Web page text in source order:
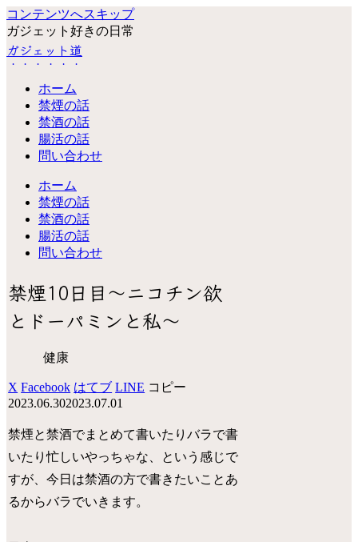
コンテンツへスキップ
ガジェット好きの日常
ガジェット道
ホーム
禁煙の話
禁酒の話
腸活の話
問い合わせ
ホーム
禁煙の話
禁酒の話
腸活の話
問い合わせ
禁煙10日目～ニコチン欲
とドーパミンと私～
健康
X Facebook はてブ LINE コピー
2023.06.302023.07.01
禁煙と禁酒でまとめて書いたりバラで書
いたり忙しいやっちゃな、という感じで
すが、今日は禁酒の方で書きたいことあ
るからバラでいきます。